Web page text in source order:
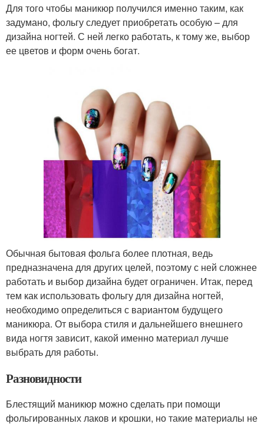
Для того чтобы маникюр получился именно таким, как
задумано, фольгу следует приобретать особую – для
дизайна ногтей. С ней легко работать, к тому же, выбор
ее цветов и форм очень богат.
Обычная бытовая фольга более плотная, ведь
предназначена для других целей, поэтому с ней сложнее
работать и выбор дизайна будет ограничен. Итак, перед
тем как использовать фольгу для дизайна ногтей,
необходимо определиться с вариантом будущего
маникюра. От выбора стиля и дальнейшего внешнего
вида ногтя зависит, какой именно материал лучше
выбрать для работы.
Разновидности
Блестящий маникюр можно сделать при помощи
фольгированных лаков и крошки, но такие материалы не